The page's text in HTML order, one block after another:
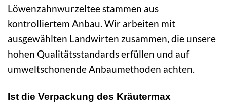
Löwenzahnwurzeltee stammen aus
kontrolliertem Anbau. Wir arbeiten mit
ausgewählten Landwirten zusammen, die unsere
hohen Qualitätsstandards erfüllen und auf
umweltschonende Anbaumethoden achten.
Ist die Verpackung des Kräutermax